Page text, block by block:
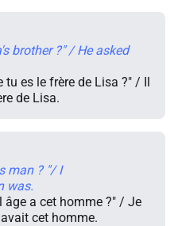
brother ?" / He asked
tu es le frère de Lisa ?" / Il
de Lisa.
man ? "/ I
was.
âge a cet homme ?" / Je
cet homme.